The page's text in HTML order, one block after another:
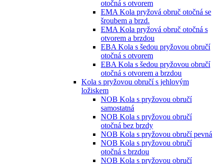
otočná s otvorem
EMA Kola pryžová obruč otočná se
šroubem a brzd.
EMA Kola pryžová obruč otočná s
otvorem a brzdou
EBA Kola s šedou pryžovou obručí
otočná s otvorem
EBA Kola s šedou pryžovou obručí
otočná s otvorem a brzdou
Kola s pryžovou obručí s jehlovým
ložiskem
NOB Kola s pryžovou obručí
samostatná
NOB Kola s pryžovou obručí
otočná bez brzdy
NOB Kola s pryžovou obručí pevná
NOB Kola s pryžovou obručí
otočná s brzdou
NOB Kola s pryžovou obručí